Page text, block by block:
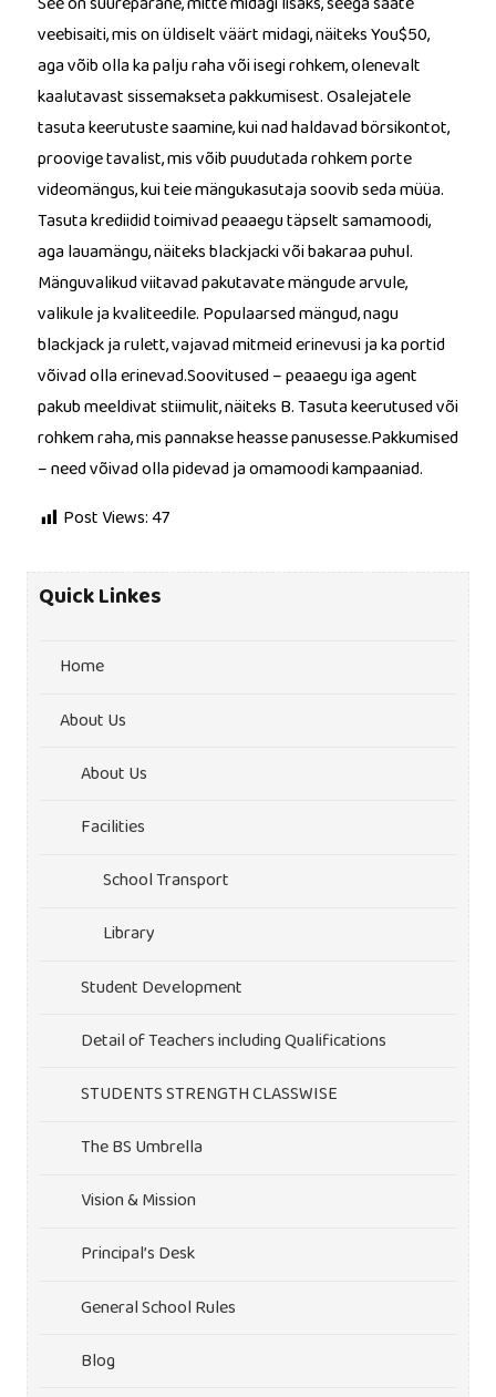
veebisaiti, mis on üldiselt väärt midagi, näiteks You$50,
aga võib olla ka palju raha või isegi rohkem, olenevalt
kaalutavast sissemakseta pakkumisest. Osalejatele
tasuta keerutuste saamine, kui nad haldavad börsikontot,
proovige tavalist, mis võib puudutada rohkem porte
videomängus, kui teie mängukasutaja soovib seda müüa.
Tasuta krediidid toimivad peaaegu täpselt samamoodi,
aga lauamängu, näiteks blackjacki või bakaraa puhul.
Mänguvalikud viitavad pakutavate mängude arvule,
valikule ja kvaliteedile. Populaarsed mängud, nagu
blackjack ja rulett, vajavad mitmeid erinevusi ja ka portid
võivad olla erinevad.Soovitused – peaaegu iga agent
pakub meeldivat stiimulit, näiteks B. Tasuta keerutused või
rohkem raha, mis pannakse heasse panusesse.Pakkumised
– need võivad olla pidevad ja omamoodi kampaaniad.
Post Views:47
Quick Linkes
Home
About Us
About Us
Facilities
School Transport
Library
Student Development
Detail of Teachers including Qualifications
STUDENTS STRENGTH CLASSWISE
The BS Umbrella
Vision & Mission
Principal’s Desk
General School Rules
Blog